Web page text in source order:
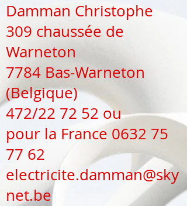
Damman Christophe
309 chaussée de
Warneton
7784 Bas-Warneton
(Belgique)
472/22 72 52 ou
pour la France 0632 75
77 62
electricite.damman@sky
net.be